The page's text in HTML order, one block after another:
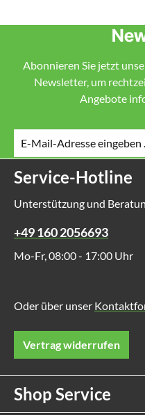
Abonnieren Sie jetzt
Newsletter, um
Angebote
Service-Hotline
Unterstützung und
+49 160 2056693
Mo-Fr, 08:00 - 17:00 Uhr
Oder über unser
Vertrag widerrufen
Shop Service